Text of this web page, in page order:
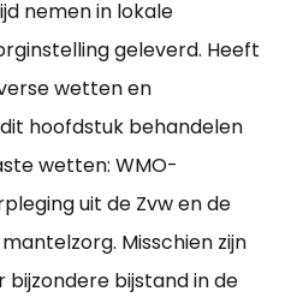
nemen in lokale
geleverd. Heeft
wetten en
hoofdstuk behandelen
wetten: WMO-
uit de Zvw en de
Misschien zijn
bijstand in de